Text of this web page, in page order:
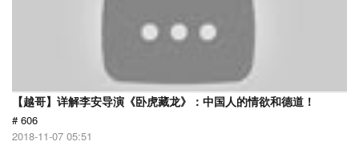
【越哥】详解李安导演《卧虎藏龙》：中国人的情欲和德道！
# 606
2018-11-07 05:51